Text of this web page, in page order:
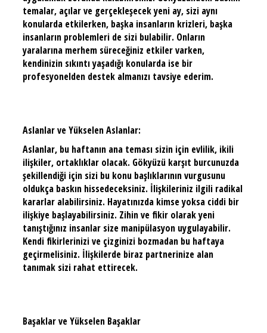
temalar, açılar ve gerçekleşecek yeni ay, sizi aynı
konularda etkilerken, başka insanların krizleri, başka
insanların problemleri de sizi bulabilir. Onların
yaralarına merhem süreceğiniz etkiler varken,
kendinizin sıkıntı yaşadığı konularda ise bir
profesyonelden destek almanızı tavsiye ederim.
Aslanlar ve Yükselen Aslanlar:
Aslanlar, bu haftanın ana teması sizin için evlilik, ikili
ilişkiler, ortaklıklar olacak. Gökyüzü karşıt burcunuzda
şekillendiği için sizi bu konu başlıklarının vurgusunu
oldukça baskın hissedeceksiniz. İlişkileriniz ilgili radikal
kararlar alabilirsiniz. Hayatınızda kimse yoksa ciddi bir
ilişkiye başlayabilirsiniz. Zihin ve fikir olarak yeni
tanıştığınız insanlar size manipülasyon uygulayabilir.
Kendi fikirlerinizi ve çizginizi bozmadan bu haftaya
geçirmelisiniz. İlişkilerde biraz partnerinize alan
tanımak sizi rahat ettirecek.
Başaklar ve Yükselen Başaklar